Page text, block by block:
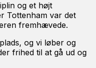
og et højt
Tottenham var det
fremhævede.
og vi løber og
frihed til at gå ud og